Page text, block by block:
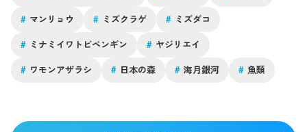
# マンリョウ # ミズクラゲ # ミズダコ
# ミナミイワトビペンギン # ヤジリエイ
# ワモンアザラシ # 日本の森 # 海月銀河 # 魚類